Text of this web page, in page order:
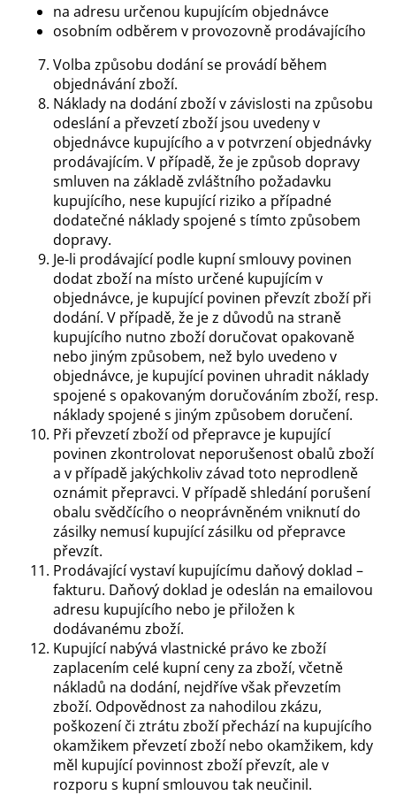
na adresu určenou kupujícím objednávce
osobním odběrem v provozovně prodávajícího
Volba způsobu dodání se provádí během
objednávání zboží.
Náklady na dodání zboží v závislosti na způsobu
odeslání a převzetí zboží jsou uvedeny v
objednávce kupujícího a v potvrzení objednávky
prodávajícím. V případě, že je způsob dopravy
smluven na základě zvláštního požadavku
kupujícího, nese kupující riziko a případné
dodatečné náklady spojené s tímto způsobem
dopravy.
Je-li prodávající podle kupní smlouvy povinen
dodat zboží na místo určené kupujícím v
objednávce, je kupující povinen převzít zboží při
dodání. V případě, že je z důvodů na straně
kupujícího nutno zboží doručovat opakovaně
nebo jiným způsobem, než bylo uvedeno v
objednávce, je kupující povinen uhradit náklady
spojené s opakovaným doručováním zboží, resp.
náklady spojené s jiným způsobem doručení.
Při převzetí zboží od přepravce je kupující
povinen zkontrolovat neporušenost obalů zboží
a v případě jakýchkoliv závad toto neprodleně
oznámit přepravci. V případě shledání porušení
obalu svědčícího o neoprávněném vniknutí do
zásilky nemusí kupující zásilku od přepravce
převzít.
Prodávající vystaví kupujícímu daňový doklad –
fakturu. Daňový doklad je odeslán na emailovou
adresu kupujícího nebo je přiložen k
dodávanému zboží.
Kupující nabývá vlastnické právo ke zboží
zaplacením celé kupní ceny za zboží, včetně
nákladů na dodání, nejdříve však převzetím
zboží. Odpovědnost za nahodilou zkázu,
poškození či ztrátu zboží přechází na kupujícího
okamžikem převzetí zboží nebo okamžikem, kdy
měl kupující povinnost zboží převzít, ale v
rozporu s kupní smlouvou tak neučinil.